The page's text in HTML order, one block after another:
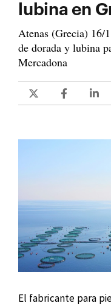
lubina en
Atenas (Grecia) 16/
de dorada y lubina
Mercadona
El fabricante para